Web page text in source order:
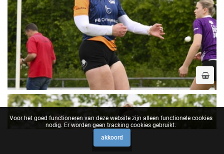
0
Voor het goed functioneren van deze website zijn alleen functionele cookies
nodig. Er worden geen tracking cookies gebruikt.
akkoord